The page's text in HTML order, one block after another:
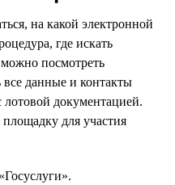
на какой электронной
где искать
посмотреть
данные и контакты
лотовой документацией.
для участия